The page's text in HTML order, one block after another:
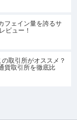
フェイン量を誇るサ
ビュー！
取引所がオススメ？
貨取引所を徹底比